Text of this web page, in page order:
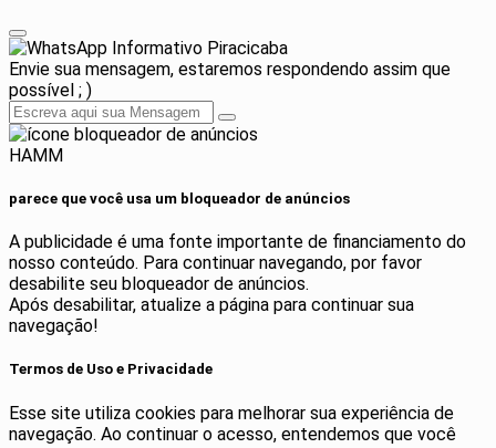
Informativo Piracicaba
Envie sua mensagem, estaremos respondendo assim que
possível ; )
HAMM
parece que você usa um bloqueador de anúncios
A publicidade é uma fonte importante de financiamento do
nosso conteúdo. Para continuar navegando, por favor
desabilite seu bloqueador de anúncios.
Após desabilitar, atualize a página para continuar sua
navegação!
Termos de Uso e Privacidade
Esse site utiliza cookies para melhorar sua experiência de
navegação. Ao continuar o acesso, entendemos que você